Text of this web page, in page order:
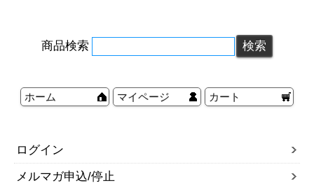
商品検索
ホーム マイページ カート
ログイン
メルマガ申込/停止